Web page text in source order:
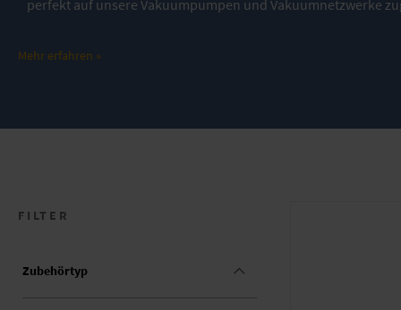
perfekt auf unsere Vakuumpumpen und Vakuumnetzwerke
Geräte bei. Haben Sie Fragen zu unseren Produkten? Wir
Mehr erfahren »
FILTER
Zubehörtyp